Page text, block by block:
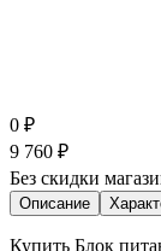
0 ₽
9 760 ₽
Без скидки
Описание
Купить Блок